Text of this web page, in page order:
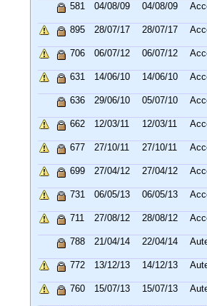
581 04/08/09 04/08/09
895 28/07/17 28/07/17
706 06/07/12 06/07/12
631 14/06/10 14/06/10
636 29/06/10 05/07/10
662 12/03/11 12/03/11
677 27/10/11 27/10/11
699 27/04/12 27/04/12
731 06/05/13 06/05/13
711 27/08/12 28/08/12
788 21/04/14 22/04/14
772 13/12/13 14/12/13
760 15/07/13 15/07/13